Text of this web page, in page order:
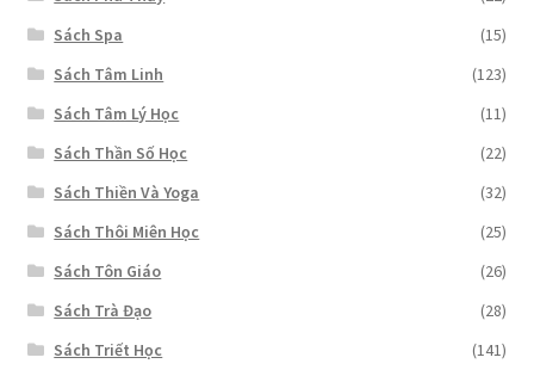
Sách Spa
(15)
Sách Tâm Linh
(123)
Sách Tâm Lý Học
(11)
Sách Thần Số Học
(22)
Sách Thiền Và Yoga
(32)
Sách Thôi Miên Học
(25)
Sách Tôn Giáo
(26)
Sách Trà Đạo
(28)
Sách Triết Học
(141)